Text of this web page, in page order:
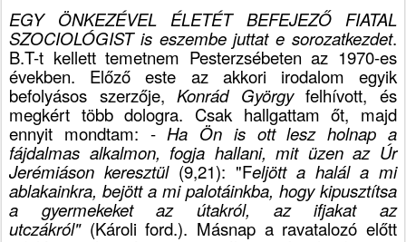
EGY ÖNKEZÉVEL ÉLETÉT BEFEJEZŐ FIATAL
SZOCIOLÓGIST is eszembe juttat e sorozatkezdet.
B.T-t kellett temetnem Pesterzsébeten az 1970-es
években. Előző este az akkori irodalom egyik
befolyásos szerzője,Konrád Györgyfelhívott, és
megkért több dologra. Csak hallgattam őt, majd
ennyit mondtam: - Ha Ön is ott lesz holnap a
fájdalmas alkalmon, fogja hallani, mit üzen az Úr
Jerémiáson keresztül (9,21): "Feljött a halál a mi
ablakainkra, bejött a mi palotáinkba, hogy kipusztítsa
a gyermekeket az útakról, az ifjakat az
utczákról" (Károli ford.). Másnap a ravatalozó előtt